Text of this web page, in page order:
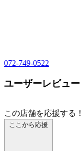
072-749-0522
ユーザーレビュー
この店舗を応援する！
ここから応援